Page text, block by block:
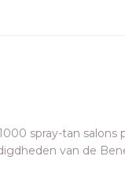
spray-tan
van de